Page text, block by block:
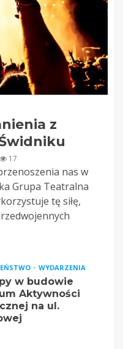
z
17
nas w
Grupa Teatralna
tę siłę,
WYDARZENIA
w budowie
Aktywności
na ul.